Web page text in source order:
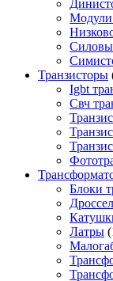
Модули
Транзисторы
Igbt
Свч
Блоки
Латры